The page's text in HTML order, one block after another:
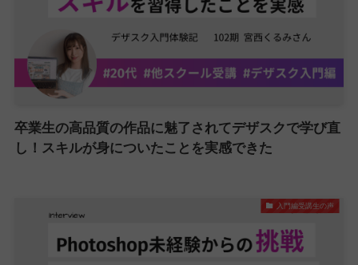
卒業生の高品質の作品に魅了されてデザスクで学び直
し！スキルが身についたことを実感できた
入門編受講生の声